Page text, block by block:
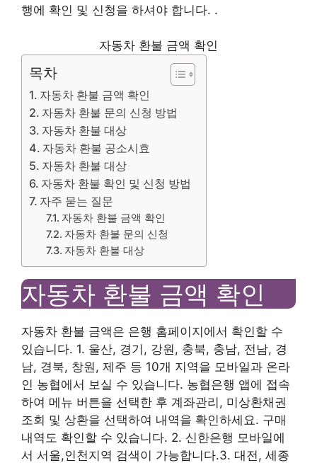
행에 확인 및 신청을 하셔야 합니다. .
자동차 환불 금액 확인
목차
자동차 환불 금액 확인
자동차 환불 문의 신청 방법
자동차 환불 대상
자동차 환불 공소시효
자동차 환불 대상
자동차 환불 확인 및 신청 방법
자주 묻는 질문
자동차 환불 금액 확인
자동차 환불 문의 신청
자동차 환불 대상
자동차 환불 금액 확인
자동차 환불 금액은 은행 홈페이지에서 확인할 수
있습니다. 1. 울산, 경기, 강원, 충북, 충남, 전남, 경
남, 경북, 창원, 제주 등 10개 지역을 모바일과 온라
인 농협에서 보실 수 있습니다. 농협은행 앱에 접속
하여 메뉴 버튼을 선택한 후 계좌관리, 미상환채권
조회 및 상환을 선택하여 내역을 확인하세요. 구매
내역도 확인할 수 있습니다. 2. 신한은행 모바일에
서 서울,인천지역 검색이 가능합니다.3. 대전, 세종